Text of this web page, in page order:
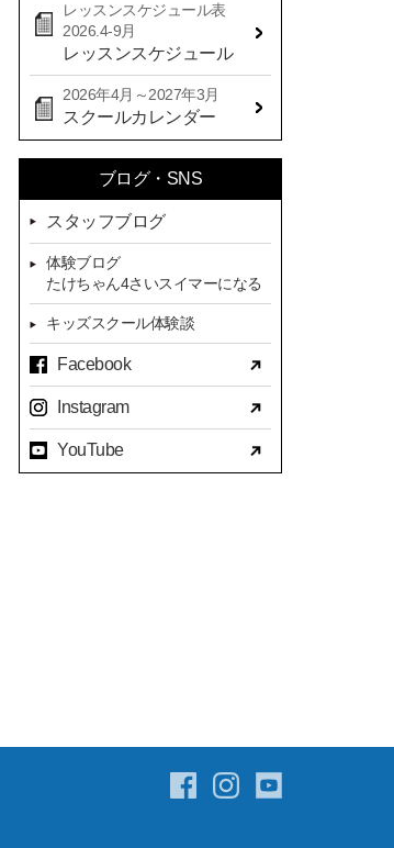
2024年05月(22)
2024年04月(20)
2024年03月(16)
2024年02月(7)
2024年01月(8)
2023年12月(14)
2023年11月(13)
2023年10月(9)
2023年09月(10)
2023年08月(9)
2023年07月(17)
2023年06月(9)
2023年05月(11)
レッスンスケジュール表
2026.4-9月
レッスンスケジュール
2026年4月～2027年3月
スクールカレンダー
ブログ・SNS
スタッフブログ
体験ブログ
たけちゃん4さいスイマーになる
キッズスクール体験談
Facebook
Instagram
YouTube